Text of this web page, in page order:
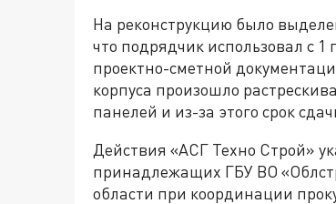
На реконструкцию было
что подрядчик использовал с
проектно-сметной
корпуса произошло
панелей и из-за этого срок
Действия «АСГ Техно Строй»
принадлежащих ГБУ ВО
области при координации